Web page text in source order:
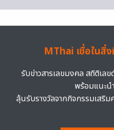
MThai เชื่อในสิ่
รับข่าวสารเลขมงคล สถิติเล
พร้อมแนะน
ลุ้นรับรางวัลจากกิจกรรมเสริ